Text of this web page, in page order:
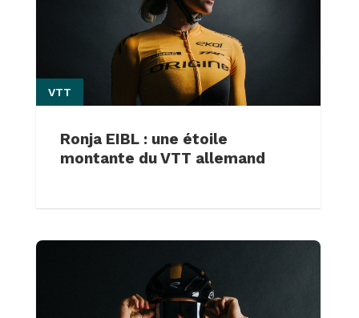
Ronja EIBL : une étoile
montante du VTT allemand
VTT